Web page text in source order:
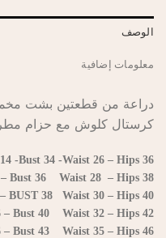
الوصف
معلومات إضافية
دراعة من قطعتين بشت
كرستال كلوش مع حزام
-Bust 34 -Waist 26 – Hips 36
Bust 36 Waist 28 – Hips 38
BUST 38 Waist 30 – Hips 40
– Bust 40 Waist 32 – Hips 42
– Bust 43 Waist 35 – Hips 46